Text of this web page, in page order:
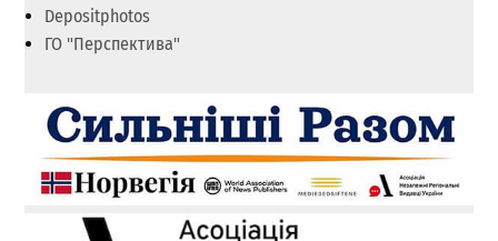
Depositphotos
ГО "Перспектива"